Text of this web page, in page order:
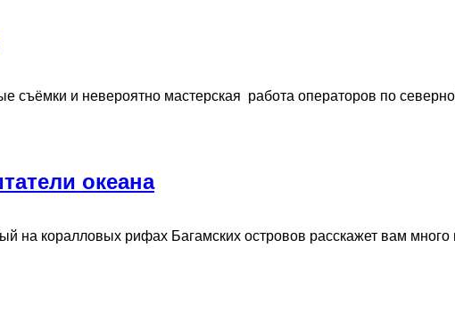
съёмки и невероятно мастерская работа операторов по
океана
на коралловых рифах Багамских островов расскажет вам